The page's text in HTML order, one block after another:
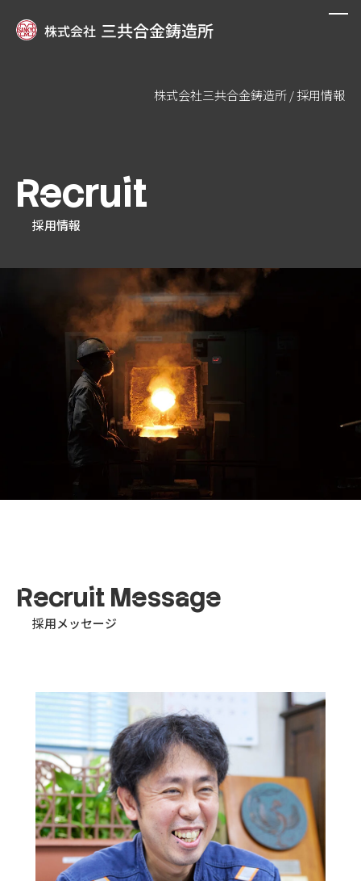
私たちについて
オーダーメイド鋳造
会社案内
相談する
株式会社三共合金鋳造所/採用情報
Recruit
採用情報
Recruit Message
採用メッセージ